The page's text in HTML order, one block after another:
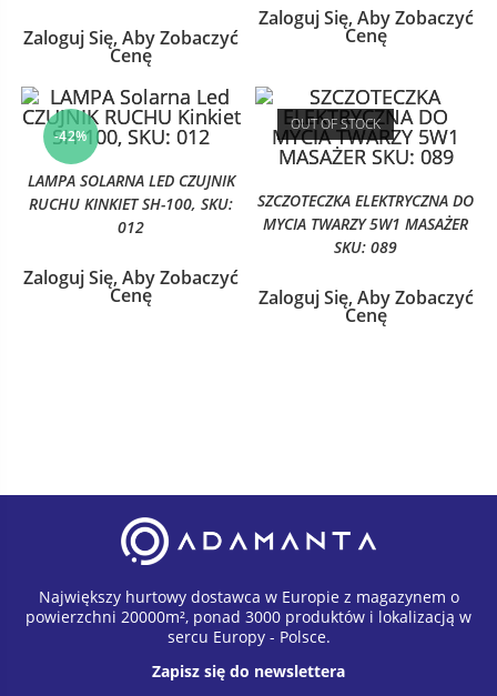
Zaloguj Się, Aby Zobaczyć
Cenę
Zaloguj Się, Aby Zobaczyć
Cenę
-42%
LAMPA SOLARNA LED CZUJNIK
RUCHU KINKIET SH-100, SKU:
012
Zaloguj Się, Aby Zobaczyć
Cenę
OUT OF STOCK
SZCZOTECZKA ELEKTRYCZNA DO
MYCIA TWARZY 5W1 MASAŻER
SKU: 089
Zaloguj Się, Aby Zobaczyć
Cenę
Największy hurtowy dostawca w Europie z magazynem o
powierzchni 20000m², ponad 3000 produktów i lokalizacją w
sercu Europy - Polsce.
Zapisz się do newslettera